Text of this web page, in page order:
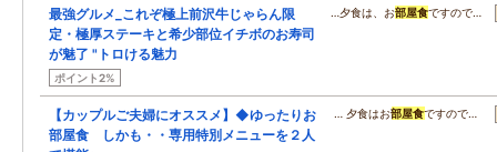
最強グルメ_これぞ極上前沢牛じゃらん限
定・極厚ステーキと希少部位イチボのお寿司
が魅了 "トロける魅力
ポイント2%
…夕食は、お部屋食ですので…
【カップルご夫婦にオススメ】◆ゆったりお
部屋食 しかも・・専用特別メニューを２人
… 夕食はお部屋食ですので…